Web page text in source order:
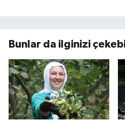
Bunlar da ilginizi